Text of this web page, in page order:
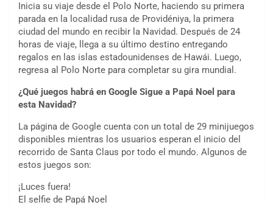
Inicia su viaje desde el Polo Norte, haciendo su primera
parada en la localidad rusa de Providéniya, la primera
ciudad del mundo en recibir la Navidad. Después de 24
horas de viaje, llega a su último destino entregando
regalos en las islas estadounidenses de Hawái. Luego,
regresa al Polo Norte para completar su gira mundial.
¿Qué juegos habrá en Google Sigue a Papá Noel para
esta Navidad?
La página de Google cuenta con un total de 29 minijuegos
disponibles mientras los usuarios esperan el inicio del
recorrido de Santa Claus por todo el mundo. Algunos de
estos juegos son:
¡Luces fuera!
El selfie de Papá Noel